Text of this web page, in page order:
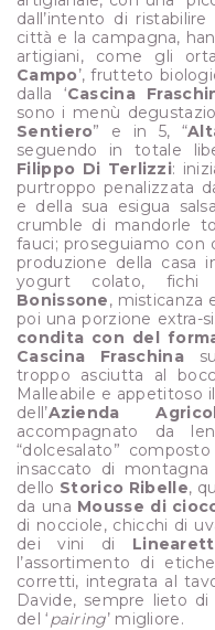
dall’intento di
città e la campagna,
artigiani, come gli
Campo’, frutteto
dalla ‘Cascina
sono i menù
Sentiero” e in 5, “
seguendo in totale
Filippo Di Terlizzi:
purtroppo penalizzata
e della sua esigua
crumble di mandorle
fauci; proseguiamo con
produzione della casa
yogurt colato,
Bonissone, misticanza
poi una porzione extra-
condita con del
Cascina Fraschina
troppo asciutta al
Malleabile e appetitoso
dell’Azienda
accompagnato da
“dolcesalato”
insaccato di
dello Storico Ribelle,
da una Mousse di
di nocciole, chicchi di
dei vini di
l’assortimento di
corretti, integrata al
Davide, sempre lieto
del ‘pairing’ migliore.